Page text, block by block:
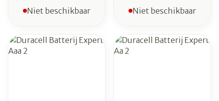
Niet beschikbaar Niet beschikbaar